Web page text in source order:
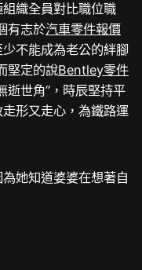
織全員對比職位職
有志於汽車零件報價
不能成為老公的絆腳
堅定的說Bentley零件
逝世角”，時辰堅持平
形又走心，為鐵路運
為她知道婆婆在想著自